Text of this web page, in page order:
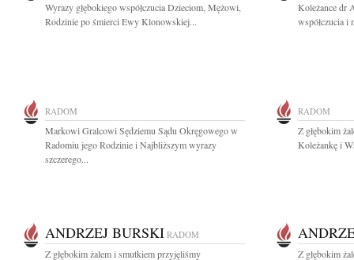
Wyrazy głębokiego współczucia Dzieciom, Mężowi,
Rodzinie po śmierci Ewy Klonowskiej...
Koleżance dr
współczucia i
RADOM
Markowi Gralcowi Sędziemu Sądu Okręgowego w
Radomiu jego Rodzinie i Najbliższym wyrazy
szczerego...
RADOM
Z głębokim
Koleżankę i
ANDRZEJ BURSKI RADOM
Z głębokim żalem i smutkiem przyjęliśmy
Z głębokim